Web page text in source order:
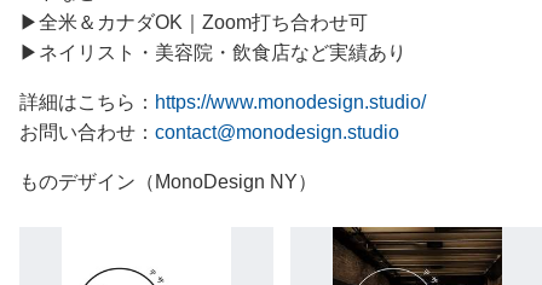
▶全米＆カナダOK｜Zoom打ち合わせ可
▶ネイリスト・美容院・飲食店など実績あり
詳細はこちら： https://www.monodesign.studio/
お問い合わせ： contact@monodesign.studio
ものデザイン（MonoDesign NY）